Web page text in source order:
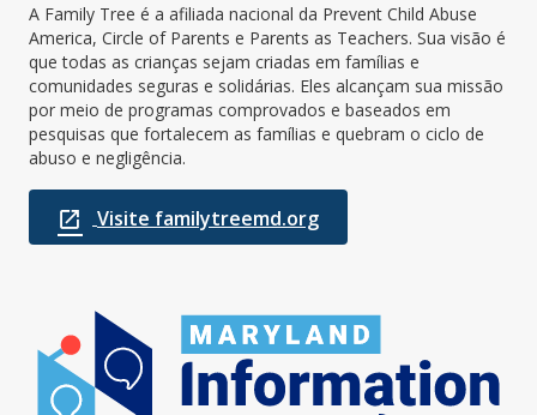
A Family Tree é a afiliada nacional da Prevent Child Abuse
America, Circle of Parents e Parents as Teachers. Sua visão é
que todas as crianças sejam criadas em famílias e
comunidades seguras e solidárias. Eles alcançam sua missão
por meio de programas comprovados e baseados em
pesquisas que fortalecem as famílias e quebram o ciclo de
abuso e negligência.
Visite familytreemd.org